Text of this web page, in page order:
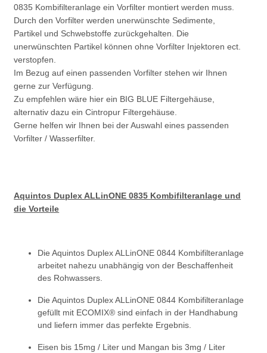
0835 Kombifilteranlage ein Vorfilter montiert werden muss.
Durch den Vorfilter werden unerwünschte Sedimente,
Partikel und Schwebstoffe zurückgehalten. Die
unerwünschten Partikel können ohne Vorfilter Injektoren ect.
verstopfen.
Im Bezug auf einen passenden Vorfilter stehen wir Ihnen
gerne zur Verfügung.
Zu empfehlen wäre hier ein BIG BLUE Filtergehäuse,
alternativ dazu ein Cintropur Filtergehäuse.
Gerne helfen wir Ihnen bei der Auswahl eines passenden
Vorfilter / Wasserfilter.
Aquintos Duplex ALLinONE 0835 Kombifilteranlage und
die Vorteile
Die Aquintos Duplex ALLinONE 0844 Kombifilteranlage
arbeitet nahezu unabhängig von der Beschaffenheit
des Rohwassers.
Die Aquintos Duplex ALLinONE 0844 Kombifilteranlage
gefüllt mit ECOMIX® sind einfach in der Handhabung
und liefern immer das perfekte Ergebnis.
Eisen bis 15mg / Liter und Mangan bis 3mg / Liter